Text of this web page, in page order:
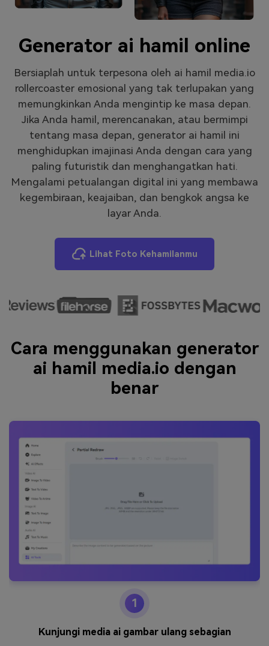
Tips & Tutorial AI
Postingan Terbaru
Jelajahi Lebih Banyak >>
Masuk
Berkreasi dengan AI
Generator ai hamil online
Bersiaplah untuk terpesona oleh ai hamil media.io
rollercoaster emosional yang tak terlupakan yang
memungkinkan Anda mengintip ke masa depan.
Jika Anda hamil, merencanakan, atau bermimpi
tentang masa depan, generator ai hamil ini
menghidupkan imajinasi Anda dengan cara yang
paling futuristik dan menghangatkan hati.
Mengalami petualangan digital ini yang membawa
kegembiraan, keajaiban, dan bengkok angsa ke
layar Anda.
Lihat Foto Kehamilanmu
Cara menggunakan generator
ai hamil media.io dengan
benar
1
Kunjungi media ai gambar ulang sebagian